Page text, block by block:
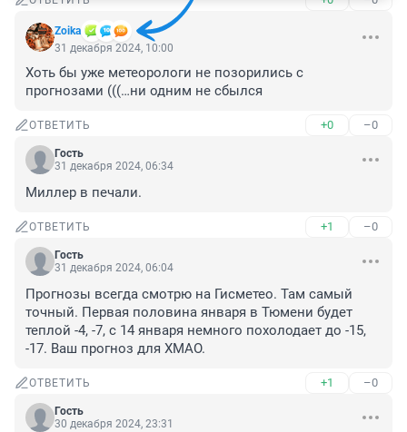
Zoika
31 декабря 2024, 10:00
Хоть бы уже метеорологи не позорились с
прогнозами (((…ни одним не сбылся
ОТВЕТИТЬ +0 –0
Гость
31 декабря 2024, 06:34
Миллер в печали.
ОТВЕТИТЬ +1 –0
Гость
31 декабря 2024, 06:04
Прогнозы всегда смотрю на Гисметео. Там самый
точный. Первая половина января в Тюмени будет
теплой -4, -7, с 14 января немного похолодает до -15,
-17. Ваш прогноз для ХМАО.
ОТВЕТИТЬ +1 –0
Гость
30 декабря 2024, 23:31